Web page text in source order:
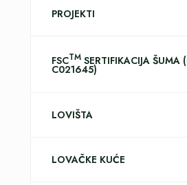
PROJEKTI
FSCTM SERTIFIKACIJA ŠUMA
C021645)
LOVIŠTA
LOVAČKE KUĆE